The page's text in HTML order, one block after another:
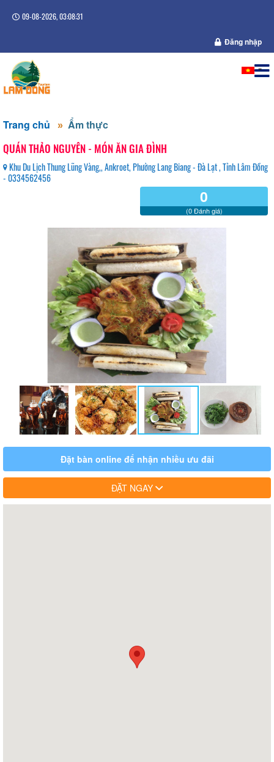
09-08-2026, 03:08:31
Đăng nhập
Trang chủ Ẩm thực
QUÁN THẢO NGUYÊN - MÓN ĂN GIA ĐÌNH
Khu Du Lịch Thung Lũng Vàng,, Ankroet, Phường Lang Biang - Đà Lạt , Tỉnh Lâm Đồng
- 0334562456
0
(0 Đánh giá)
Đặt bàn online để nhận nhiều ưu đãi
ĐẶT NGAY